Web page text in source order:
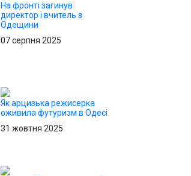
На фронті загинув
директор і вчитель з
Одещини
07 серпня 2025
Як арцизька режисерка
оживила футуризм в Одесі
31 жовтня 2025